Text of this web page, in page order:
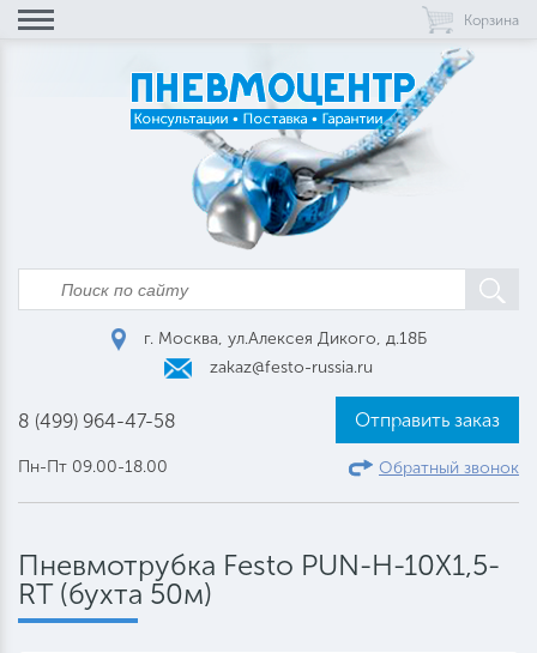
Корзина
г. Москва, ул.Алексея Дикого, д.18Б
zakaz@festo-russia.ru
8 (499) 964-47-58
Пн-Пт 09.00-18.00
Отправить заказ
Обратный звонок
Пневмотрубка Festo PUN-H-10X1,5-
RT (бухта 50м)